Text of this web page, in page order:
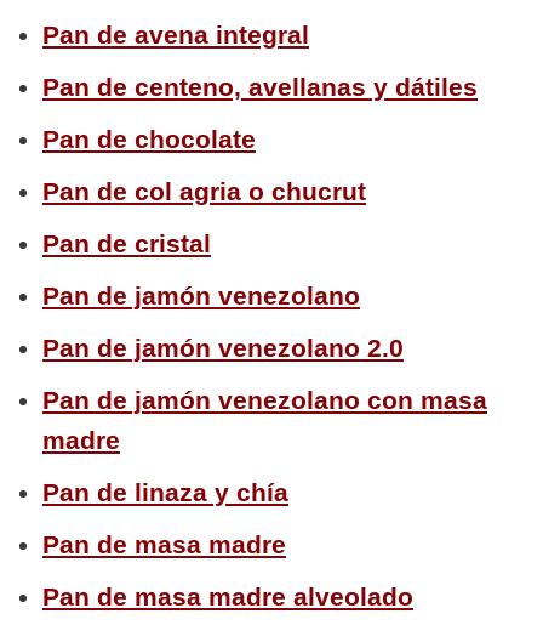
Pan de avena integral
Pan de centeno, avellanas y dátiles
Pan de chocolate
Pan de col agria o chucrut
Pan de cristal
Pan de jamón venezolano
Pan de jamón venezolano 2.0
Pan de jamón venezolano con masa
madre
Pan de linaza y chía
Pan de masa madre
Pan de masa madre alveolado